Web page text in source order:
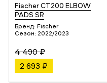
Fischer CT200 ELBOW
PADS SR
Бренд: Fischer
Сезон: 2022/2023
4 490 ₽
2 693 ₽